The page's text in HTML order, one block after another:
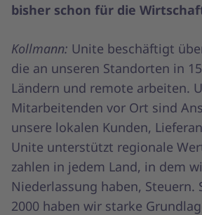
bisher schon für die
Kollmann: Unite beschäftigt
die an unseren Standorten in
Ländern und remote arbeiten.
Mitarbeitenden vor Ort sind
unsere lokalen Kunden,
Unite unterstützt regionale
zahlen in jedem Land, in dem
Niederlassung haben, Steuern.
2000 haben wir starke